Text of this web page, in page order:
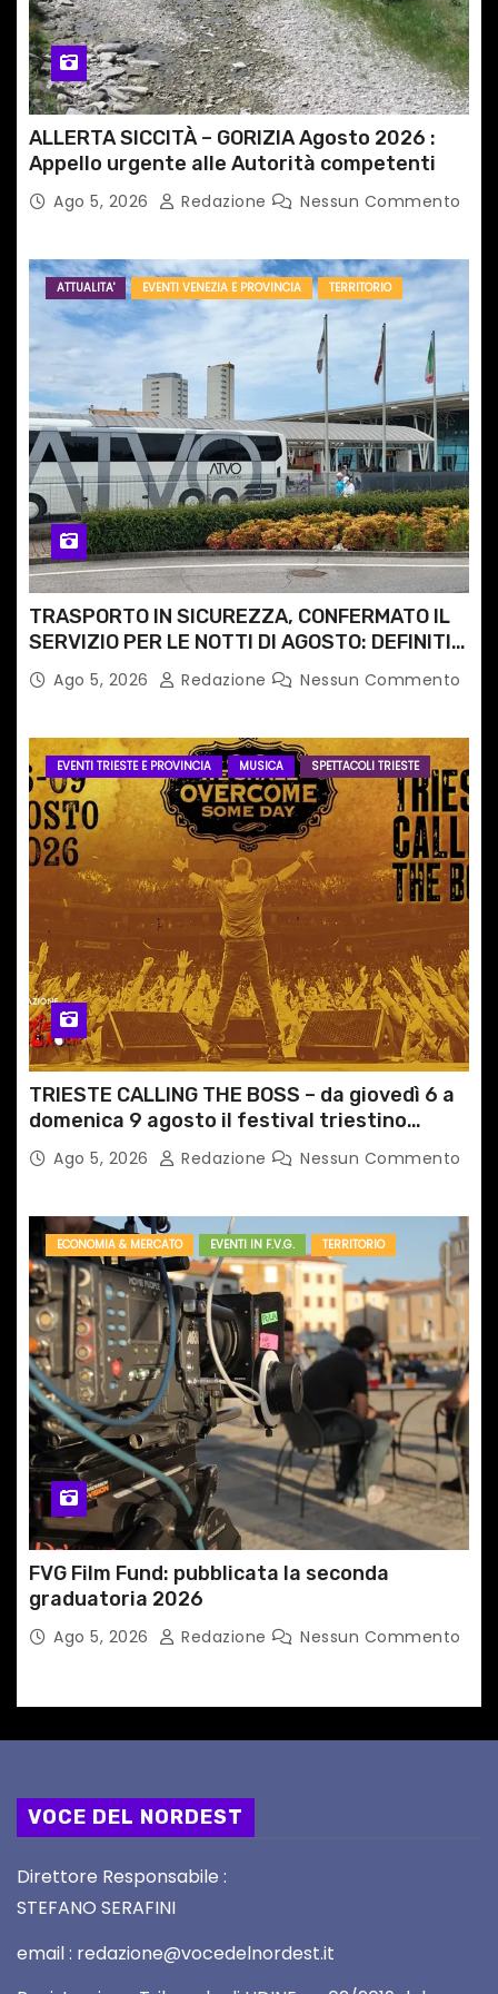
o
l
i
ALLERTA SICCITÀ – GORIZIA Agosto 2026 :
Appello urgente alle Autorità competenti
Ago 5, 2026 Redazione Nessun Commento
ATTUALITA' EVENTI VENEZIA E PROVINCIA TERRITORIO
TRASPORTO IN SICUREZZA, CONFERMATO IL
SERVIZIO PER LE NOTTI DI AGOSTO: DEFINITI
PERCORSI, FERMATE E ORARIO
Ago 5, 2026 Redazione Nessun Commento
EVENTI TRIESTE E PROVINCIA MUSICA SPETTACOLI TRIESTE
TRIESTE CALLING THE BOSS – da giovedì 6 a
domenica 9 agosto il festival triestino
dedicato a Springsteen
Ago 5, 2026 Redazione Nessun Commento
ECONOMIA & MERCATO EVENTI IN F.V.G. TERRITORIO
FVG Film Fund: pubblicata la seconda
graduatoria 2026
Ago 5, 2026 Redazione Nessun Commento
VOCE DEL NORDEST
Direttore Responsabile :
STEFANO SERAFINI
email : redazione@vocedelnordest.it